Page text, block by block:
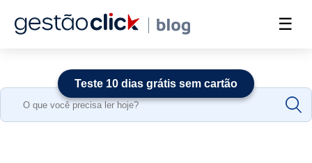
☰
Search
Teste 10 dias grátis sem cartão